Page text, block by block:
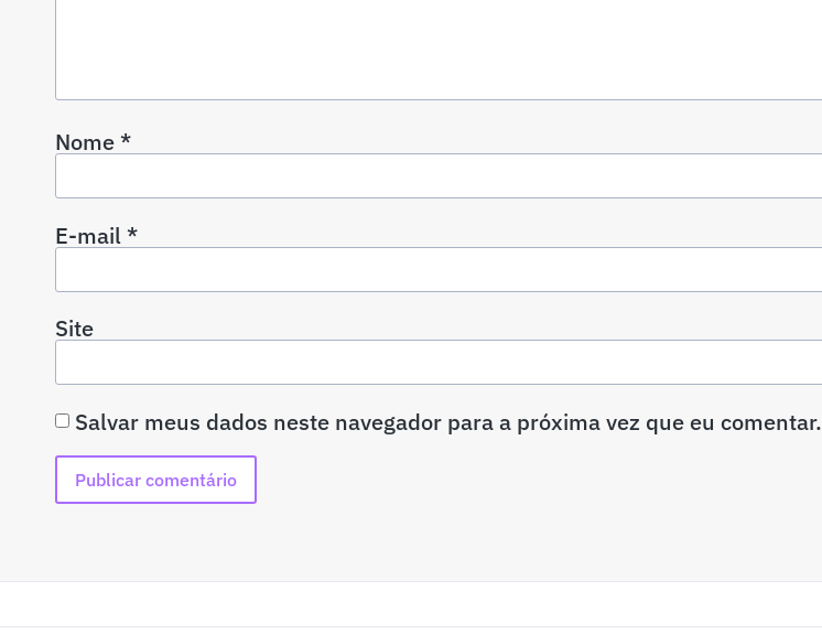
Nome*
E-mail*
Site
Salvar meus dados neste navegador para a próxima vez que eu comentar.